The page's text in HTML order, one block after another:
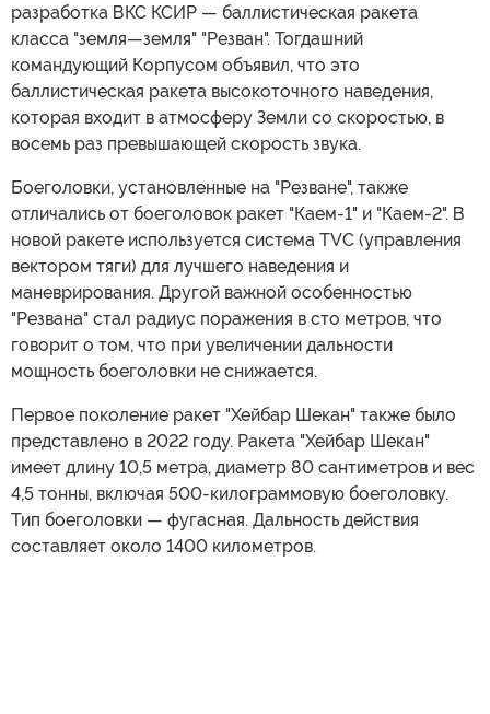
разработка ВКС КСИР — баллистическая ракета
класса "земля—земля" "Резван". Тогдашний
командующий Корпусом объявил, что это
баллистическая ракета высокоточного наведения,
которая входит в атмосферу Земли со скоростью, в
восемь раз превышающей скорость звука.
Боеголовки, установленные на "Резване", также
отличались от боеголовок ракет "Каем-1" и "Каем-2". В
новой ракете используется система TVC (управления
вектором тяги) для лучшего наведения и
маневрирования. Другой важной особенностью
"Резвана" стал радиус поражения в сто метров, что
говорит о том, что при увеличении дальности
мощность боеголовки не снижается.
Первое поколение ракет "Хейбар Шекан" также было
представлено в 2022 году. Ракета "Хейбар Шекан"
имеет длину 10,5 метра, диаметр 80 сантиметров и вес
4,5 тонны, включая 500-килограммовую боеголовку.
Тип боеголовки — фугасная. Дальность действия
составляет около 1400 километров.